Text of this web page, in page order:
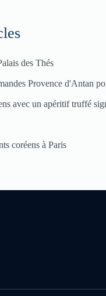
des Thés
Provence d'Antan
avec un apéritif truffé
coréens à Paris